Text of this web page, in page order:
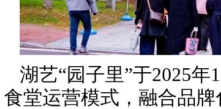
湖艺“园子里”于2025
食堂运营模式，融合品